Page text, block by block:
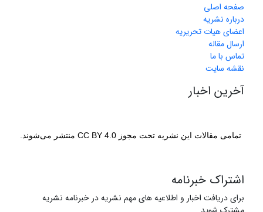
صفحه اصلی
درباره نشریه
اعضای هیات تحریریه
ارسال مقاله
تماس با ما
نقشه سایت
آخرین اخبار
تمامی مقالات این نشریه تحت مجوز CC BY 4.0 منتشر می‌شوند.
اشتراک خبرنامه
برای دریافت اخبار و اطلاعیه های مهم نشریه در خبرنامه نشریه